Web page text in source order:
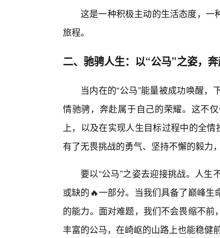
这是一种积极主动的生活态度，一
旅程。
二、驰骋人生：以“公马”之姿，
当内在的“公马”能量被成功唤醒
情驰骋，奔赴属于自己的荣耀。这不
上，以及在实现人生目标过程中的全
有了无畏挑战的勇气、坚持不懈的毅力
要以“公马”之姿去迎接挑战。人
或缺的🔥一部分。当我们具备了巅峰
的能力。面对难题，我们不会畏缩不
丰富的公马，在崎岖的山路上也能稳健